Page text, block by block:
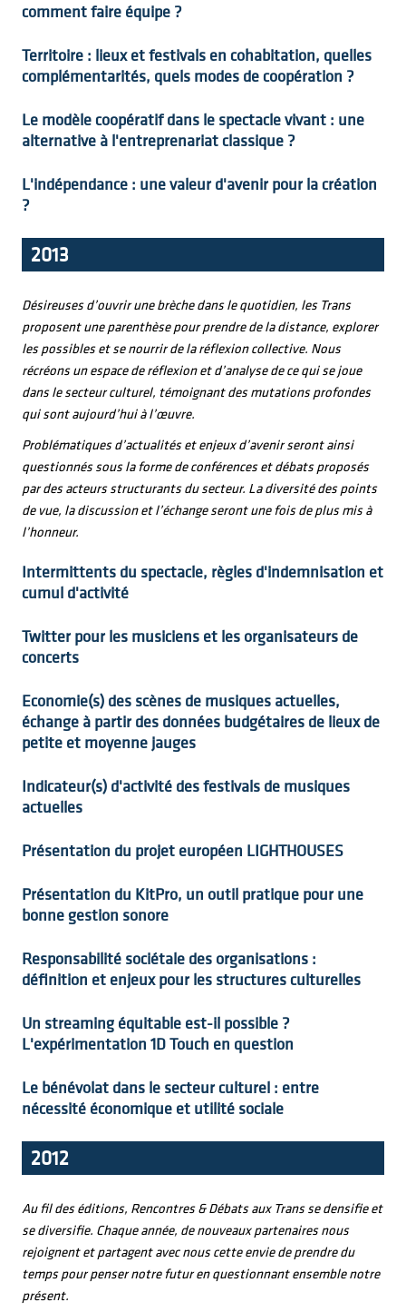
comment faire équipe ?
Territoire : lieux et festivals en cohabitation, quelles
complémentarités, quels modes de coopération ?
Le modèle coopératif dans le spectacle vivant : une
alternative à l'entreprenariat classique ?
L'indépendance : une valeur d'avenir pour la création
?
2013
Désireuses d’ouvrir une brèche dans le quotidien, les Trans
proposent une parenthèse pour prendre de la distance, explorer
les possibles et se nourrir de la réflexion collective. Nous
récréons un espace de réflexion et d’analyse de ce qui se joue
dans le secteur culturel, témoignant des mutations profondes
qui sont aujourd’hui à l’œuvre.
Problématiques d’actualités et enjeux d’avenir seront ainsi
questionnés sous la forme de conférences et débats proposés
par des acteurs structurants du secteur. La diversité des points
de vue, la discussion et l’échange seront une fois de plus mis à
l’honneur.
Intermittents du spectacle, règles d'indemnisation et
cumul d'activité
Twitter pour les musiciens et les organisateurs de
concerts
Economie(s) des scènes de musiques actuelles,
échange à partir des données budgétaires de lieux de
petite et moyenne jauges
Indicateur(s) d'activité des festivals de musiques
actuelles
Présentation du projet européen LIGHTHOUSES
Présentation du KitPro, un outil pratique pour une
bonne gestion sonore
Responsabilité sociétale des organisations :
définition et enjeux pour les structures culturelles
Un streaming équitable est-il possible ?
L'expérimentation 1D Touch en question
Le bénévolat dans le secteur culturel : entre
nécessité économique et utilité sociale
2012
Au fil des éditions, Rencontres & Débats aux Trans se densifie et
se diversifie. Chaque année, de nouveaux partenaires nous
rejoignent et partagent avec nous cette envie de prendre du
temps pour penser notre futur en questionnant ensemble notre
présent.